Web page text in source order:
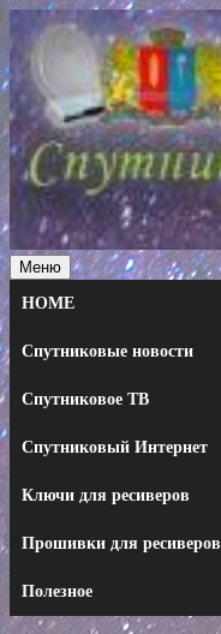
Перейти
к
содержимому
Меню
HOME
Спутниковые новости
Спутниковое ТВ
Спутниковый Интернет
Ключи для ресиверов
Прошивки для ресиверов
Полезное